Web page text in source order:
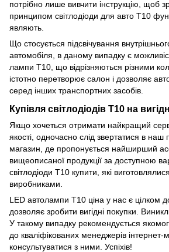
потрібно лише вивчити інструкцію, щоб
принципом світлодіоди для авто T10
являють.
Що стосується підсвічування
автомобіля, в даному випадку є
лампи Т10, що відрізняються різними
істотно перетворює салон і дозволяє
серед інших транспортних засобів.
Купівля світлодіодів Т10 на
Якщо хочеться отримати найкращий
якості, одночасно слід звертатися в наш
магазин, де пропонується найширший
вищеописаної продукції за доступною
світлодіоди Т10 купити, які
виробниками.
LED автолампи Т10 ціна у нас є цілком
дозволяє зробити вигідні покупки.
У такому випадку рекомендується
до кваліфікованих менеджерів інтернет-
консультуватися з ними. Успіхів!